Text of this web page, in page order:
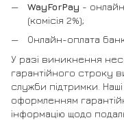
WayForPay -
(комісія 2%);
Онлайн-оплата
У разі виникнення
гарантійного строку
служби підтримки.
оформленням
інформацію щодо